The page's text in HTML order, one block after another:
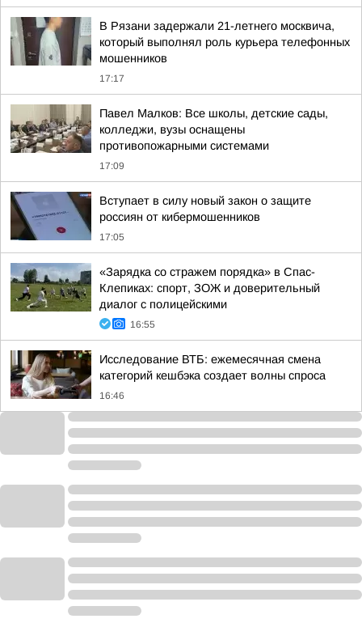
В Рязани задержали 21-летнего москвича,
который выполнял роль курьера телефонных
мошенников
17:17
Павел Малков: Все школы, детские сады,
колледжи, вузы оснащены
противопожарными системами
17:09
Вступает в силу новый закон о защите
россиян от кибермошенников
17:05
«Зарядка со стражем порядка» в Спас-
Клепиках: спорт, ЗОЖ и доверительный
диалог с полицейскими
16:55
Исследование ВТБ: ежемесячная смена
категорий кешбэка создает волны спроса
16:46